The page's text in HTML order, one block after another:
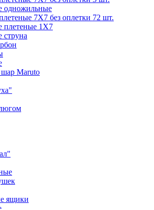
одножильные
7X7 без оплетки 72 шт.
плетеные 1X7
струна
шар Maruto
ящики